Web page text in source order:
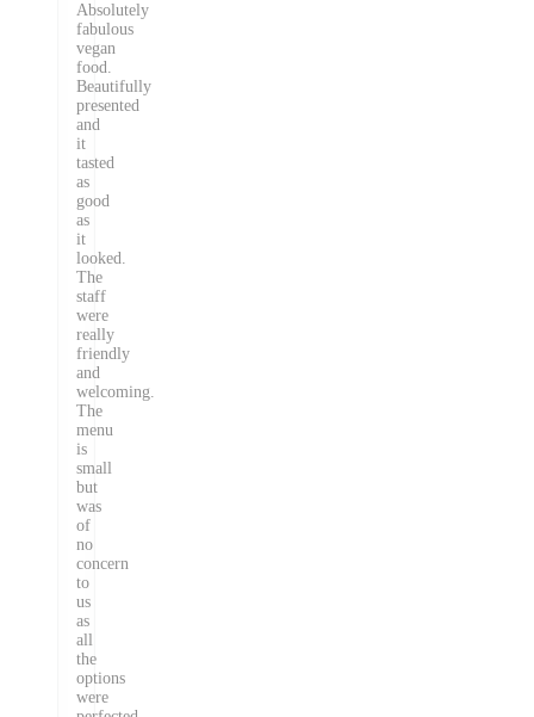
Absolutely
fabulous
vegan
food.
Beautifully
presented
and
it
tasted
as
good
as
it
looked.
The
staff
were
really
friendly
and
welcoming.
The
menu
is
small
but
was
of
no
concern
to
us
as
all
the
options
were